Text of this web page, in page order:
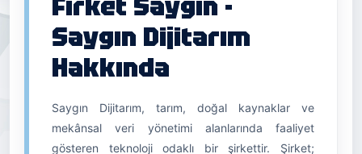
Saygın Dijitarım
Hakkında
Saygın Dijitarım, tarım, doğal kaynaklar ve
mekânsal veri yönetimi alanlarında faaliyet
gösteren teknoloji odaklı bir şirkettir. Şirket;